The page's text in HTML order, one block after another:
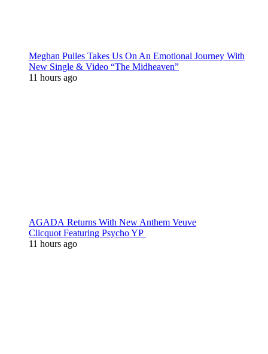
Meghan Pulles Takes Us On An Emotional Journey With
New Single & Video “The Midheaven”
11 hours ago
AGADA Returns With New Anthem Veuve
Clicquot Featuring Psycho YP
11 hours ago